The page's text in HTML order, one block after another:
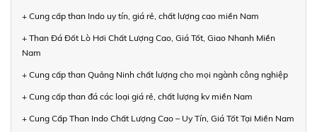
+ Cung cấp than Indo uy tín, giá rẻ, chất lượng cao miền Nam
+ Than Đá Đốt Lò Hơi Chất Lượng Cao, Giá Tốt, Giao Nhanh Miền
Nam
+ Cung cấp than Quảng Ninh chất lượng cho mọi ngành công nghiệp
+ Cung cấp than đá các loại giá rẻ, chất lượng kv miền Nam
+ Cung Cấp Than Indo Chất Lượng Cao – Uy Tín, Giá Tốt Tại Miền Nam